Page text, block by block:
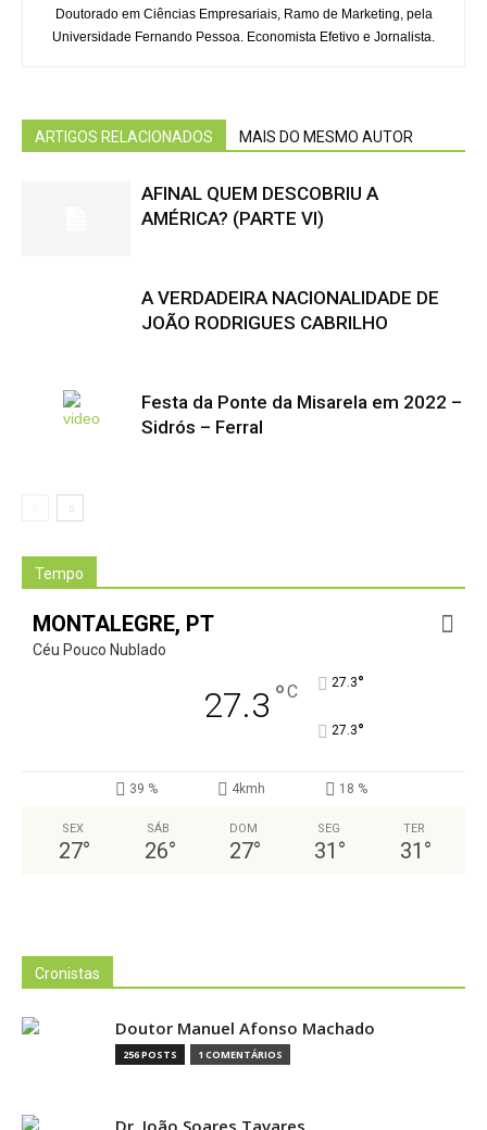
Doutorado em Ciências Empresariais, Ramo de Marketing, pela
Universidade Fernando Pessoa. Economista Efetivo e Jornalista.
ARTIGOS RELACIONADOS MAIS DO MESMO AUTOR
AFINAL QUEM DESCOBRIU A
AMÉRICA? (PARTE VI)
A VERDADEIRA NACIONALIDADE DE
JOÃO RODRIGUES CABRILHO
Festa da Ponte da Misarela em 2022 –
Sidrós – Ferral
Tempo
MONTALEGRE, PT
Céu Pouco Nublado
27.3 °C 27.3°
27.3°
39 % 4kmh 18 %
SEX
27°
SÁB
26°
DOM
27°
SEG
31 °
TER
31 °
Cronistas
Doutor Manuel Afonso Machado
256 POSTS 1 COMENTÁRIOS
Dr. João Soares Tavares